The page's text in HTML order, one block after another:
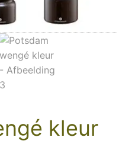
kleur
€ 34.95 tot € 59.95